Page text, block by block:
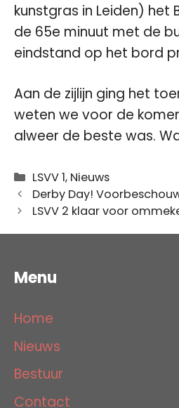
kunstgras in Leiden) het
de 65e minuut met de
eindstand op het bord
Aan de zijlijn ging het
weten we voor de
alweer de beste was.
Categorieën
LSVV 1, Nieuws
Derby Day!
LSVV 2 klaar voor
Menu
Home
Nieuws
Bestuur
Contact